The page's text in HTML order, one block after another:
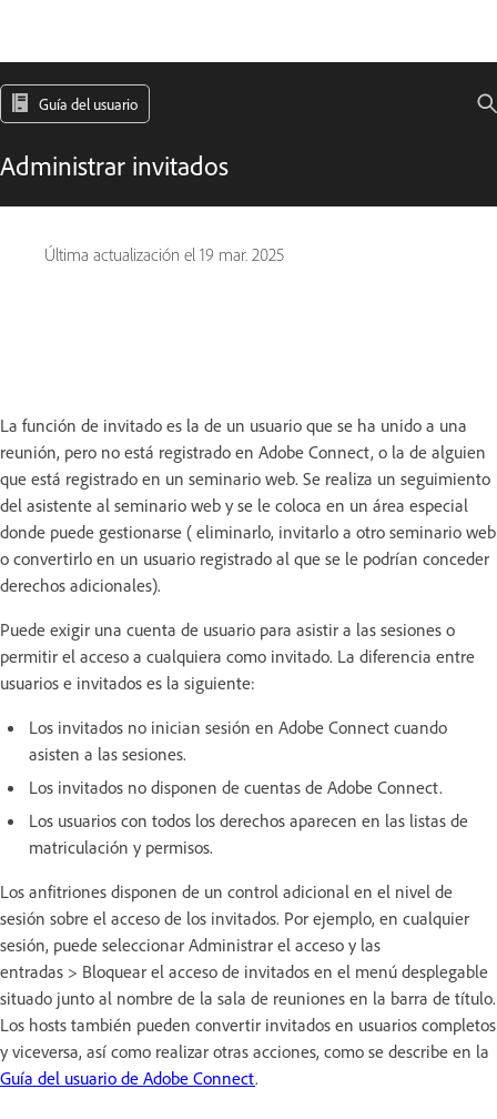
Guía del usuario
Administrar invitados
Última actualización el 19 mar. 2025
La función de invitado es la de un usuario que se ha unido a una
reunión, pero no está registrado en Adobe Connect, o la de alguien
que está registrado en un seminario web. Se realiza un seguimiento
del asistente al seminario web y se le coloca en un área especial
donde puede gestionarse ( eliminarlo, invitarlo a otro seminario web
o convertirlo en un usuario registrado al que se le podrían conceder
derechos adicionales).
Puede exigir una cuenta de usuario para asistir a las sesiones o
permitir el acceso a cualquiera como invitado. La diferencia entre
usuarios e invitados es la siguiente:
Los invitados no inician sesión en Adobe Connect cuando
asisten a las sesiones.
Los invitados no disponen de cuentas de Adobe Connect.
Los usuarios con todos los derechos aparecen en las listas de
matriculación y permisos.
Los anfitriones disponen de un control adicional en el nivel de
sesión sobre el acceso de los invitados. Por ejemplo, en cualquier
sesión, puede seleccionar Administrar el acceso y las
entradas > Bloquear el acceso de invitados en el menú desplegable
situado junto al nombre de la sala de reuniones en la barra de título.
Los hosts también pueden convertir invitados en usuarios completos
y viceversa, así como realizar otras acciones, como se describe en la
Guía del usuario de Adobe Connect.